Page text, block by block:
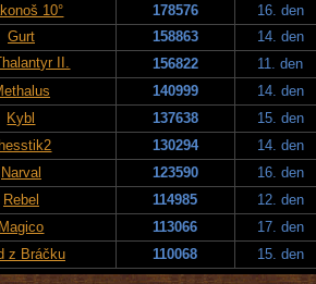
10° 178576
16. den
Gurt 158863
14. den
II. 156822
11. den
140999
14. den
Kybl 137638
15. den
130294
14. den
Narval 123590
16. den
Rebel 114985
12. den
Magico 113066
17. den
z Bráčku 110068 15. den